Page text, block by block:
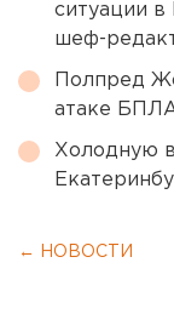
ситуации в
шеф-
Полпред
атаке
Холодную
← НОВОСТИ